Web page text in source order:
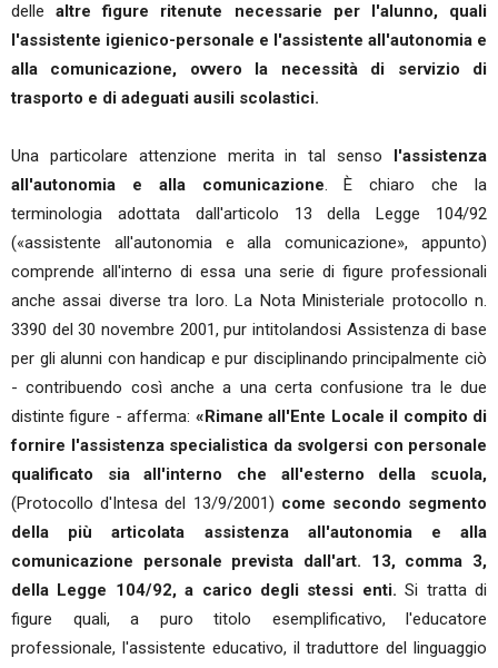
dellealtre figure ritenute necessarie per l'alunno, quali
l'assistente igienico-personale e l'assistente all'autonomia e
alla comunicazione, ovvero la necessità di servizio di
trasporto e di adeguati ausili scolastici.
Una particolare attenzione merita in tal senso l'assistenza
all'autonomia e alla comunicazione. È chiaro che la
terminologia adottata dall'articolo 13 della Legge 104/92
(«assistente all'autonomia e alla comunicazione», appunto)
comprende all'interno di essa una serie di figure professionali
anche assai diverse tra loro. La Nota Ministeriale protocollo n.
3390 del 30 novembre 2001, pur intitolandosi Assistenza di base
per gli alunni con handicap e pur disciplinando principalmente ciò
- contribuendo così anche a una certa confusione tra le due
distinte figure - afferma: «Rimane all'Ente Locale il compito di
fornire l'assistenza specialistica da svolgersi con personale
qualificato sia all'interno che all'esterno della scuola,
(Protocollo d'Intesa del 13/9/2001) come secondo segmento
della più articolata assistenza all'autonomia e alla
comunicazione personale prevista dall'art. 13, comma 3,
della Legge 104/92, a carico degli stessi enti.Si tratta di
figure quali, a puro titolo esemplificativo, l'educatore
professionale, l'assistente educativo, il traduttore del linguaggio